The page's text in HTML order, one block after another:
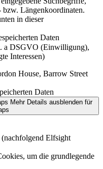
Längenkoordinaten.
in dieser
Daten
a DSGVO (Einwilligung),
Interessen)
House, Barrow Street
Daten
Mehr Details ausblendenfür
Elfsight
um die grundlegende